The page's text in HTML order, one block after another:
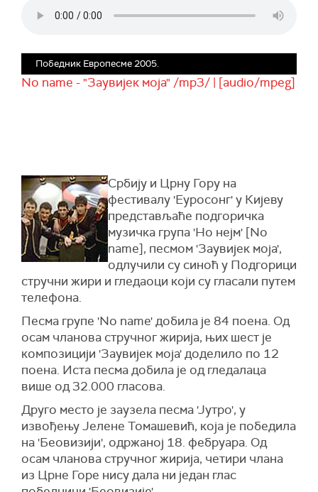
Победник Европесме 2005.
No name - "Заувијек моја" /mp3/ | [audio/mpeg]
Србију и Црну Гору на
фестивалу 'Еуросонг' у Кијеву
представљаће подгоричка
музичка група 'Но нејм' [No
name], песмом 'Заувијек моја',
одлучили су синоћ у Подгорици
стручни жири и гледаоци који су гласали путем
телефона.
Песма групе 'No name' добила је 84 поена. Од
осам чланова стручног жирија, њих шест је
композицији 'Заувијек моја' доделило по 12
поена. Иста песма добила је од гледалаца
више од 32.000 гласова.
Друго место је заузела песма 'Јутро', у
извођењу Јелене Томашевић, која је победила
на 'Беовизији', одржаној 18. фебруара. Од
осам чланова стручног жирија, четири члана
из Црне Горе нису дала ни један глас